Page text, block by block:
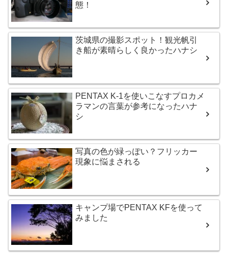
態！
茨城県の撮影スポット！観光帆引
き船が素晴らしく良かったハナシ
PENTAX K-1を使いこなすプロカメ
ラマンの言葉が参考になったハナ
シ
写真の色が緑っぽい？フリッカー
現象に悩まされる
キャンプ場でPENTAX KFを使って
みました